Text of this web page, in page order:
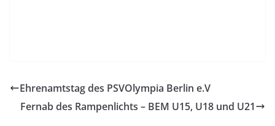
Ehrenamtstag des PSVOlympia Berlin e.V
Fernab des Rampenlichts – BEM U15, U18 und U21